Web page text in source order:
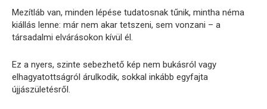
Mezítláb van, minden lépése tudatosnak tűnik, mintha néma
kiállás lenne: már nem akar tetszeni, sem vonzani – a
társadalmi elvárásokon kívül él.
Ez a nyers, szinte sebezhető kép nem bukásról vagy
elhagyatottságról árulkodik, sokkal inkább egyfajta
újjászületésről.